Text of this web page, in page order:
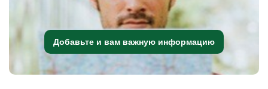
Добавьте и вам важную информацию